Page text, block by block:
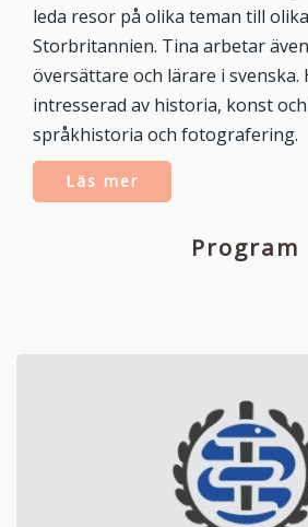
leda resor på olika teman till
Storbritannien. Tina arbetar
översättare och lärare i svenska.
intresserad av historia, konst
språkhistoria och fotografering.
Läs mer
Program